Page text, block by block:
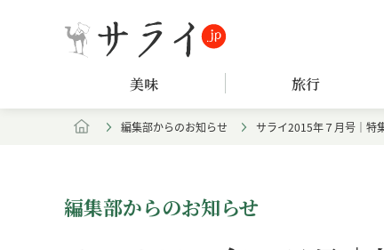
美味 旅行
編集部からのお知らせ サライ2015年７月号｜特
編集部からのお知らせ